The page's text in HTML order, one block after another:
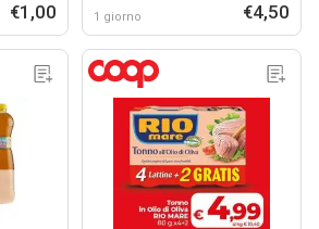
€1,00 1 giorno €4,50